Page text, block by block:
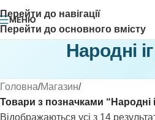
Перейти до навігації
Перейти до основного вмісту
МЕНЮ
Народні
Головна/Магазин/
Товари з позначками “Народні
Відображаються усі з 14